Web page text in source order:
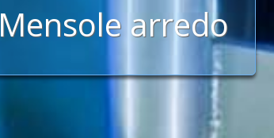
Mensole arredo